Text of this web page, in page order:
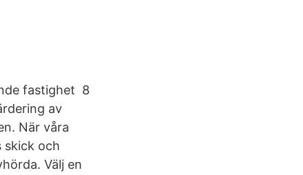
fastighet 8
av
När våra
skick och
Välj en